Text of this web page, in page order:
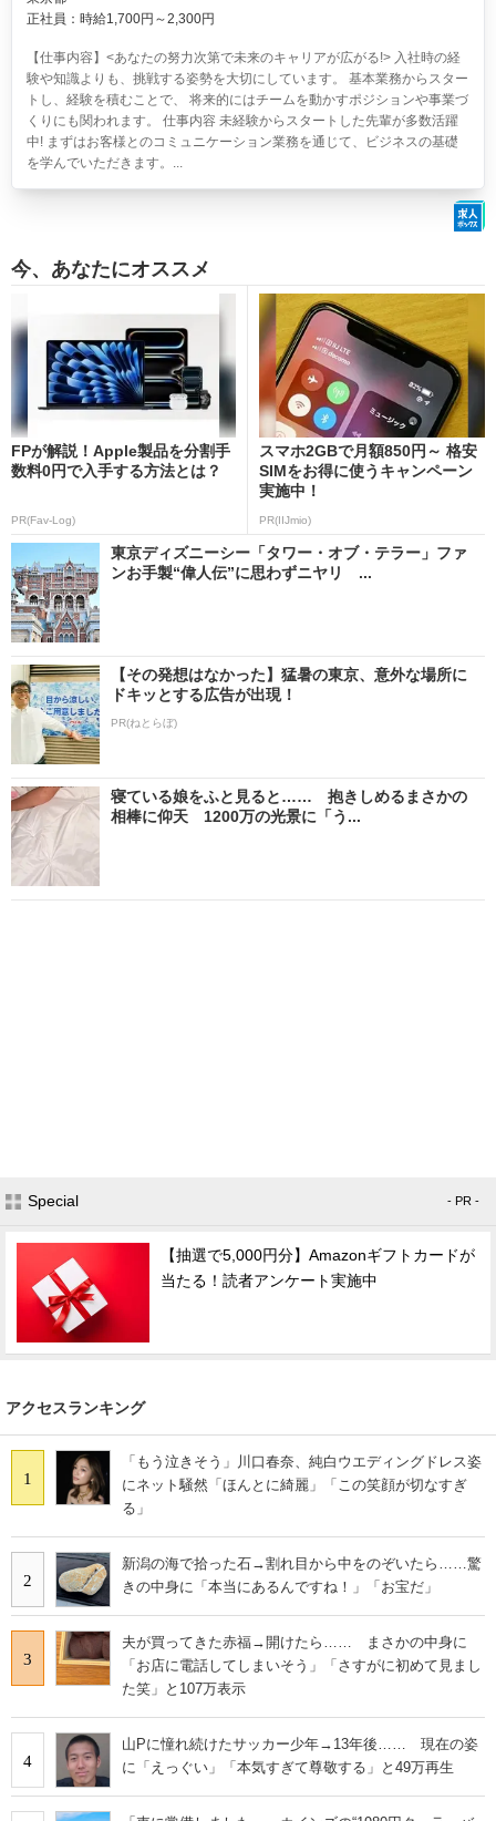
正社員：時給1,700円～2,300円
【仕事内容】<あなたの努力次第で未来のキャリアが広がる!> 入社時の経
験や知識よりも、挑戦する姿勢を大切にしています。 基本業務からスター
トし、経験を積むことで、 将来的にはチームを動かすポジションや事業づ
くりにも関われます。 仕事内容 未経験からスタートした先輩が多数活躍
中! まずはお客様とのコミュニケーション業務を通じて、ビジネスの基礎
を学んでいただきます。...
今、あなたにオススメ
FPが解説！Apple製品を分割手
数料0円で入手する方法とは？
PR(Fav-Log)
スマホ2GBで月額850円～ 格安
SIMをお得に使うキャンペーン
実施中！
PR(IIJmio)
東京ディズニーシー「タワー・オブ・テラー」ファ
ンお手製“偉人伝”に思わずニヤリ ...
【その発想はなかった】猛暑の東京、意外な場所に
ドキッとする広告が出現！
PR(ねとらぼ)
寝ている娘をふと見ると…… 抱きしめるまさかの
相棒に仰天 1200万の光景に「う...
Special - PR -
【抽選で5,000円分】Amazonギフトカードが
当たる！読者アンケート実施中
アクセスランキング
1
「もう泣きそう」川口春奈、純白ウエディングドレス姿
にネット騒然「ほんとに綺麗」「この笑顔が切なすぎ
る」
2
新潟の海で拾った石→割れ目から中をのぞいたら……驚
きの中身に「本当にあるんですね！」「お宝だ」
3
夫が買ってきた赤福→開けたら…… まさかの中身に
「お店に電話してしまいそう」「さすがに初めて見まし
た笑」と107万表示
4
山Pに憧れ続けたサッカー少年→13年後…… 現在の姿
に「えっぐい」「本気すぎて尊敬する」と49万再生